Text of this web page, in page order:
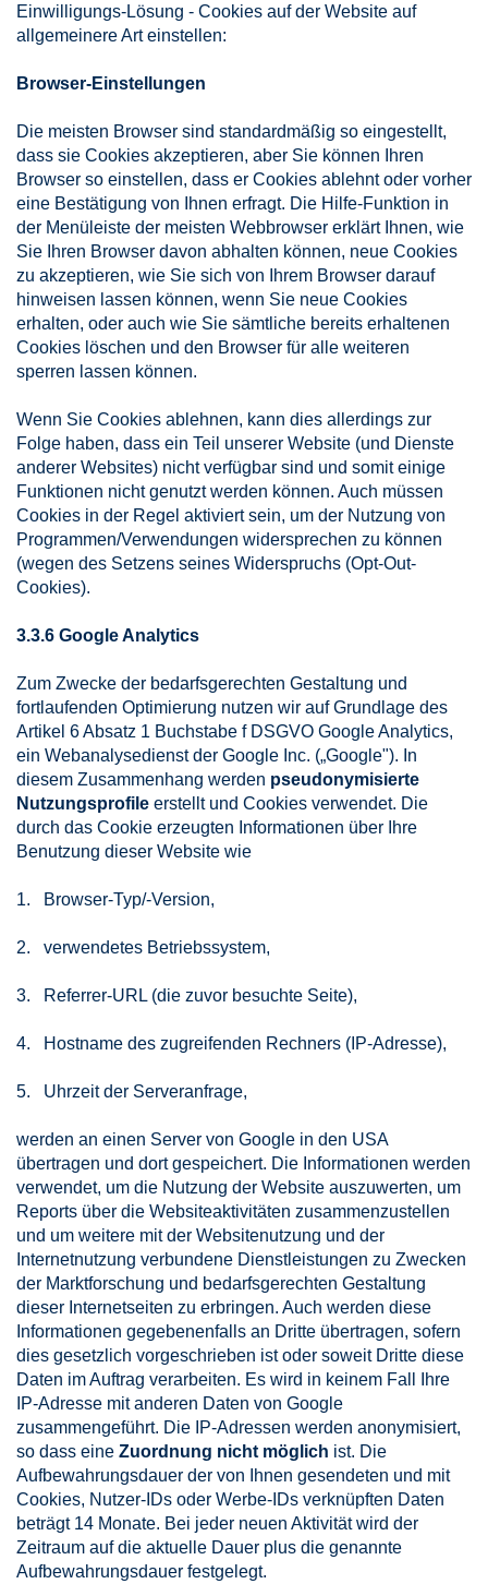
Einwilligungs-Lösung - Cookies auf der Website auf
allgemeinere Art einstellen:
Browser-Einstellungen
Die meisten Browser sind standardmäßig so eingestellt,
dass sie Cookies akzeptieren, aber Sie können Ihren
Browser so einstellen, dass er Cookies ablehnt oder vorher
eine Bestätigung von Ihnen erfragt. Die Hilfe-Funktion in
der Menüleiste der meisten Webbrowser erklärt Ihnen, wie
Sie Ihren Browser davon abhalten können, neue Cookies
zu akzeptieren, wie Sie sich von Ihrem Browser darauf
hinweisen lassen können, wenn Sie neue Cookies
erhalten, oder auch wie Sie sämtliche bereits erhaltenen
Cookies löschen und den Browser für alle weiteren
sperren lassen können.
Wenn Sie Cookies ablehnen, kann dies allerdings zur
Folge haben, dass ein Teil unserer Website (und Dienste
anderer Websites) nicht verfügbar sind und somit einige
Funktionen nicht genutzt werden können. Auch müssen
Cookies in der Regel aktiviert sein, um der Nutzung von
Programmen/Verwendungen widersprechen zu können
(wegen des Setzens seines Widerspruchs (Opt-Out-
Cookies).
3.3.6 Google Analytics
Zum Zwecke der bedarfsgerechten Gestaltung und
fortlaufenden Optimierung nutzen wir auf Grundlage des
Artikel 6 Absatz 1 Buchstabe f DSGVO Google Analytics,
ein Webanalysedienst der Google Inc. („Google"). In
diesem Zusammenhang werden pseudonymisierte
Nutzungsprofile erstellt und Cookies verwendet. Die
durch das Cookie erzeugten Informationen über Ihre
Benutzung dieser Website wie
1. Browser-Typ/-Version,
2. verwendetes Betriebssystem,
3. Referrer-URL (die zuvor besuchte Seite),
4. Hostname des zugreifenden Rechners (IP-Adresse),
5. Uhrzeit der Serveranfrage,
werden an einen Server von Google in den USA
übertragen und dort gespeichert. Die Informationen werden
verwendet, um die Nutzung der Website auszuwerten, um
Reports über die Websiteaktivitäten zusammenzustellen
und um weitere mit der Websitenutzung und der
Internetnutzung verbundene Dienstleistungen zu Zwecken
der Marktforschung und bedarfsgerechten Gestaltung
dieser Internetseiten zu erbringen. Auch werden diese
Informationen gegebenenfalls an Dritte übertragen, sofern
dies gesetzlich vorgeschrieben ist oder soweit Dritte diese
Daten im Auftrag verarbeiten. Es wird in keinem Fall Ihre
IP-Adresse mit anderen Daten von Google
zusammengeführt. Die IP-Adressen werden anonymisiert,
so dass eine Zuordnung nicht möglich ist. Die
Aufbewahrungsdauer der von Ihnen gesendeten und mit
Cookies, Nutzer-IDs oder Werbe-IDs verknüpften Daten
beträgt 14 Monate. Bei jeder neuen Aktivität wird der
Zeitraum auf die aktuelle Dauer plus die genannte
Aufbewahrungsdauer festgelegt.